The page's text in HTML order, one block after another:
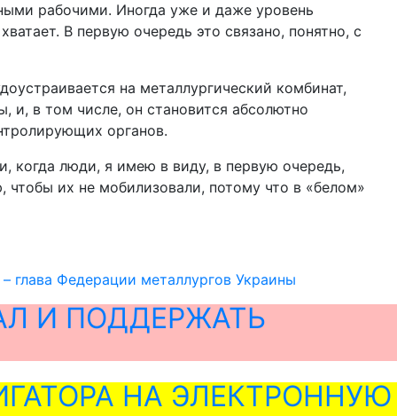
рабочими. Иногда уже и даже уровень
В первую очередь это связано, понятно, с
на металлургический комбинат,
и, в том числе, он становится абсолютно
органов.
когда люди, я имею в виду, в первую очередь,
чтобы их не мобилизовали, потому что в «белом»
глава Федерации металлургов Украины
И ПОДДЕРЖАТЬ
НА ЭЛЕКТРОННУЮ